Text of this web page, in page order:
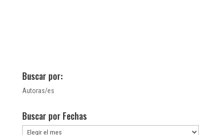
Buscar por:
Autoras/es
Buscar por Fechas
Buscar